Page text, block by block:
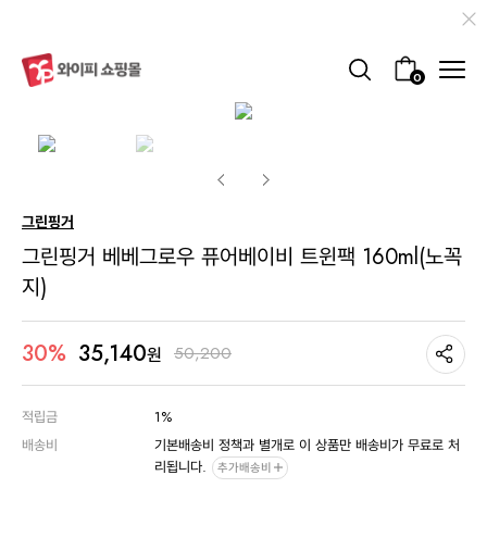
0
그린핑거
그린핑거 베베그로우 퓨어베이비 트윈팩 160ml(노꼭
지)
30% 35,140원 50,200
적립금
1%
배송비
기본배송비 정책과 별개로 이 상품만 배송비가 무료로 처
리됩니다.
추가배송비